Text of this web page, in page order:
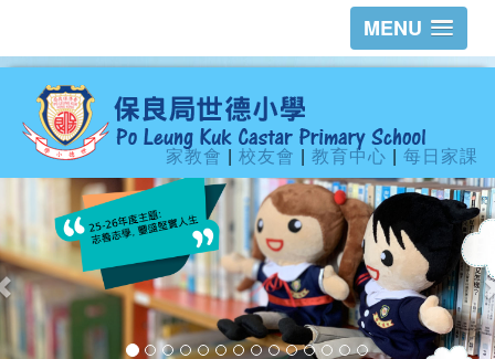
MENU
家教會 | 校友會 | 教育中心 | 每日家課